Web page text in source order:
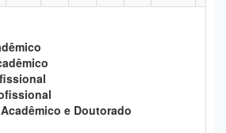
e Doutorado